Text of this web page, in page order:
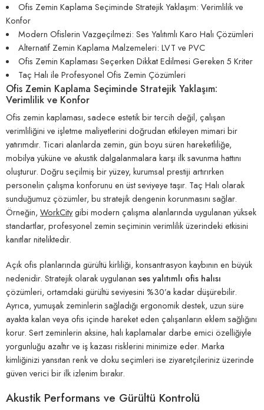
Ofis Zemin Kaplama Seçiminde Stratejik Yaklaşım: Verimlilik ve
Konfor
Modern Ofislerin Vazgeçilmezi: Ses Yalıtımlı Karo Halı Çözümleri
Alternatif Zemin Kaplama Malzemeleri: LVT ve PVC
Ofis Zemin Kaplaması Seçerken Dikkat Edilmesi Gereken 5 Kriter
Taç Halı ile Profesyonel Ofis Zemin Çözümleri
Ofis Zemin Kaplama Seçiminde Stratejik Yaklaşım:
Verimlilik ve Konfor
Ofis zemin kaplaması, sadece estetik bir tercih değil, çalışan
verimliliğini ve işletme maliyetlerini doğrudan etkileyen mimari bir
yatırımdır. Ticari alanlarda zemin, gün boyu süren hareketliliğe,
mobilya yüküne ve akustik dalgalanmalara karşı ilk savunma hattını
oluşturur. Doğru seçilmiş bir yüzey, kurumsal prestiji artırırken
personelin çalışma konforunu en üst seviyeye taşır. Taç Halı olarak
sunduğumuz çözümler, bu stratejik dengenin korunmasını sağlar.
Örneğin, WorkCitygibi modern çalışma alanlarında uygulanan yüksek
standartlar, profesyonel zemin seçiminin verimlilik üzerindeki etkisini
kanıtlar niteliktedir.
Açık ofis planlarında gürültü kirliliği, konsantrasyon kaybının en büyük
nedenidir. Stratejik olarak uygulanan ses yalıtımlı ofis halısı
çözümleri, ortamdaki gürültü seviyesini %30’a kadar düşürebilir.
Ayrıca, yumuşak zeminlerin sağladığı ergonomik destek, uzun süre
ayakta kalan veya ofis içinde hareket eden çalışanların eklem sağlığını
korur. Sert zeminlerin aksine, halı kaplamalar darbe emici özelliğiyle
yorgunluğu azaltır ve iş kazası risklerini minimize eder. Marka
kimliğinizi yansıtan renk ve doku seçimleri ise ziyaretçileriniz üzerinde
güven verici bir ilk izlenim bırakır.
Akustik Performans ve Gürültü Kontrolü